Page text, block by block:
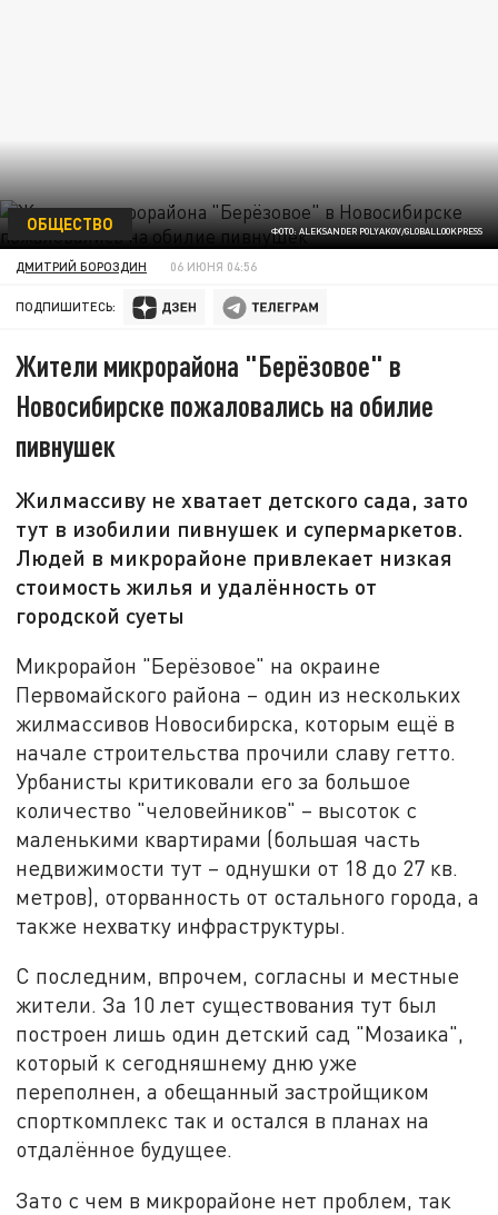
ФОТО: ALEKSANDER POLYAKOV/GLOBALLOOKPRESS
ОБЩЕСТВО
ДМИТРИЙ БОРОЗДИН 06 ИЮНЯ 04:56
ПОДПИШИТЕСЬ:
Жители микрорайона "Берёзовое" в
Новосибирске пожаловались на обилие
пивнушек
Жилмассиву не хватает детского сада, зато
тут в изобилии пивнушек и супермаркетов.
Людей в микрорайоне привлекает низкая
стоимость жилья и удалённость от
городской суеты
Микрорайон "Берёзовое" на окраине
Первомайского района – один из нескольких
жилмассивов Новосибирска, которым ещё в
начале строительства прочили славу гетто.
Урбанисты критиковали его за большое
количество "человейников" – высоток с
маленькими квартирами (большая часть
недвижимости тут – однушки от 18 до 27 кв.
метров), оторванность от остального города, а
также нехватку инфраструктуры.
С последним, впрочем, согласны и местные
жители. За 10 лет существования тут был
построен лишь один детский сад "Мозаика",
который к сегодняшнему дню уже
переполнен, а обещанный застройщиком
спорткомплекс так и остался в планах на
отдалённое будущее.
Зато с чем в микрорайоне нет проблем, так